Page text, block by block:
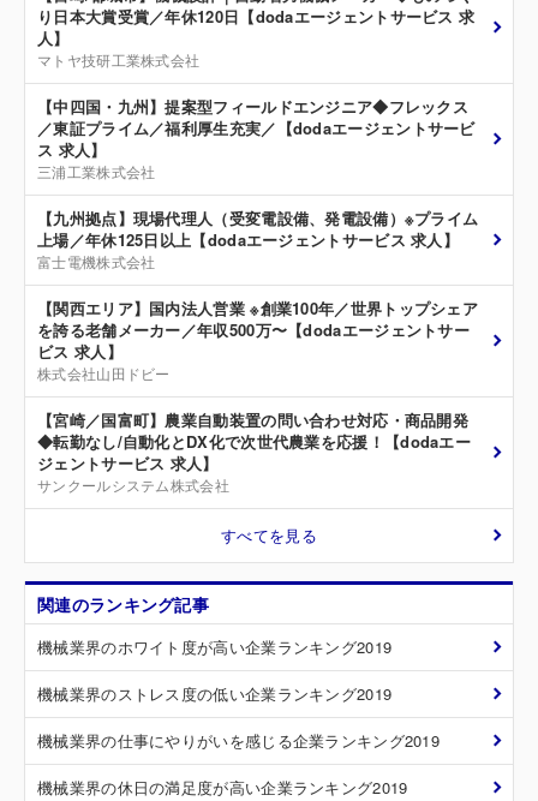
り日本大賞受賞／年休120日【dodaエージェントサービス 求
人】
マトヤ技研工業株式会社
【中四国・九州】提案型フィールドエンジニア◆フレックス
／東証プライム／福利厚生充実／【dodaエージェントサービ
ス 求人】
三浦工業株式会社
【九州拠点】現場代理人（受変電設備、発電設備）※プライム
上場／年休125日以上【dodaエージェントサービス 求人】
富士電機株式会社
【関西エリア】国内法人営業 ※創業100年／世界トップシェア
を誇る老舗メーカー／年収500万〜【dodaエージェントサー
ビス 求人】
株式会社山田ドビー
【宮崎／国富町】農業自動装置の問い合わせ対応・商品開発
◆転勤なし/自動化とDX化で次世代農業を応援！【dodaエー
ジェントサービス 求人】
サンクールシステム株式会社
すべてを見る
関連のランキング記事
機械業界のホワイト度が高い企業ランキング2019
機械業界のストレス度の低い企業ランキング2019
機械業界の仕事にやりがいを感じる企業ランキング2019
機械業界の休日の満足度が高い企業ランキング2019